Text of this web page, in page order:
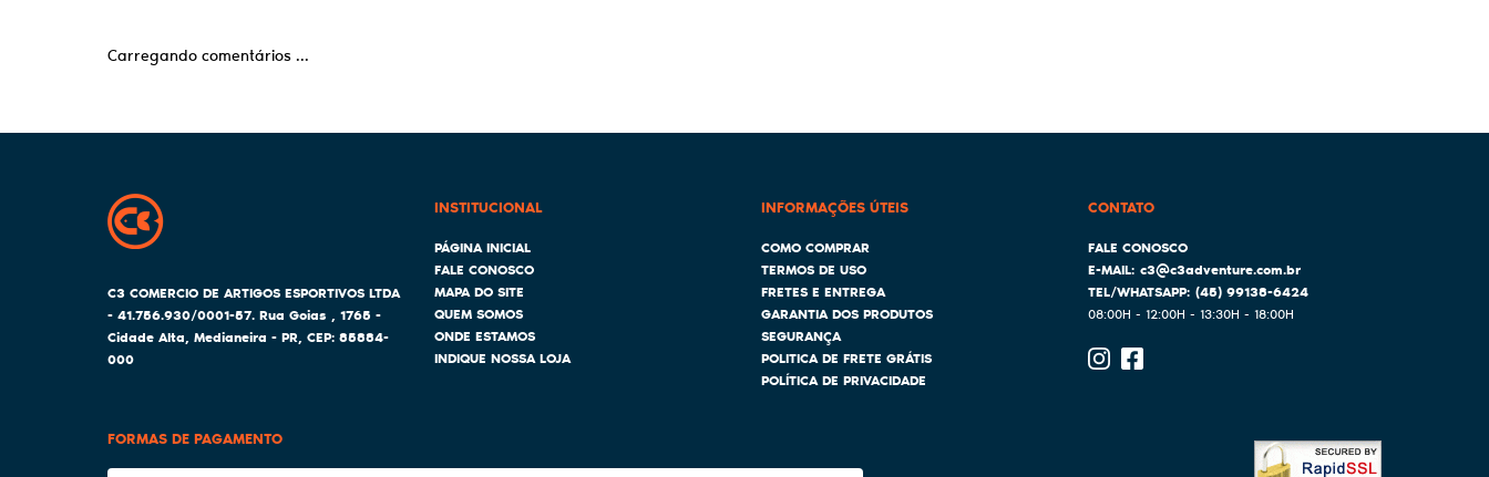
Carregando comentários ...
C3 COMERCIO DE ARTIGOS ESPORTIVOS LTDA
- 41.756.930/0001-57. Rua Goias , 1765 -
Cidade Alta, Medianeira - PR, CEP: 85884-
000
INSTITUCIONAL
PÁGINA INICIAL
FALE CONOSCO
MAPA DO SITE
QUEM SOMOS
ONDE ESTAMOS
INDIQUE NOSSA LOJA
INFORMAÇÕES ÚTEIS
COMO COMPRAR
TERMOS DE USO
FRETES E ENTREGA
GARANTIA DOS PRODUTOS
SEGURANÇA
POLITICA DE FRETE GRÁTIS
POLÍTICA DE PRIVACIDADE
CONTATO
(45) 99138-6424
08:00H - 12:00H - 13:30H - 18:00H
c3@c3adventure.com.br
FORMAS DE PAGAMENTO